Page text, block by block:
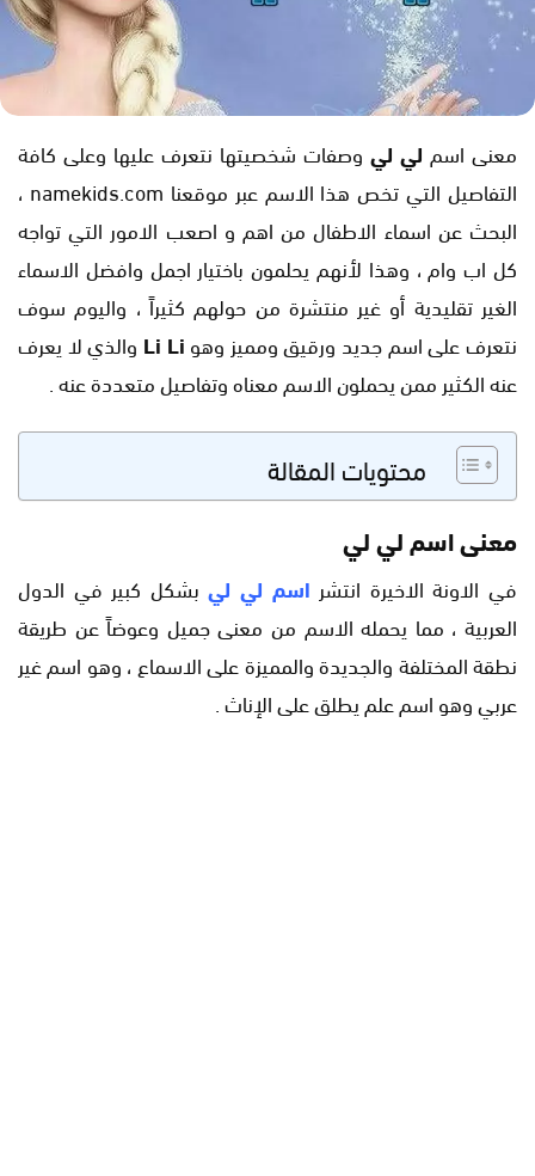
معنى اسم لي لي وصفات شخصيتها نتعرف عليها وعلى كافة
التفاصيل التي تخص هذا الاسم عبر موقعنا namekids.com ،
البحث عن اسماء الاطفال من اهم و اصعب الامور التي تواجه
كل اب وام ، وهذا لأنهم يحلمون باختيار اجمل وافضل الاسماء
الغير تقليدية أو غير منتشرة من حولهم كثيراً ، واليوم سوف
نتعرف على اسم جديد ورقيق ومميز وهوLi Li والذي لا يعرف
عنه الكثير ممن يحملون الاسم معناه وتفاصيل متعددة عنه .
محتويات المقالة
معنى اسم لي لي
في الاونة الاخيرة انتشر اسم لي ليبشكل كبير في الدول
العربية ، مما يحمله الاسم من معنى جميل وعوضاً عن طريقة
نطقة المختلفة والجديدة والمميزة على الاسماع ، وهو اسم غير
عربي وهو اسم علم يطلق على الإناث .